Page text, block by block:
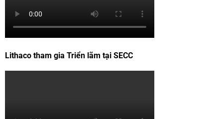
Lithaco tham gia Triển lãm tại SECC